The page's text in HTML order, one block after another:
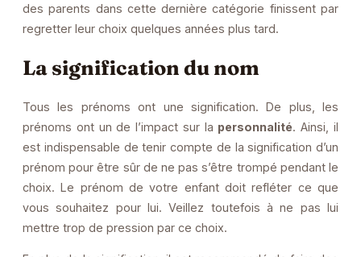
des parents dans cette dernière catégorie finissent par
regretter leur choix quelques années plus tard.
La signification du nom
Tous les prénoms ont une signification. De plus, les
prénoms ont un de l’impact sur la personnalité. Ainsi, il
est indispensable de tenir compte de la signification d’un
prénom pour être sûr de ne pas s’être trompé pendant le
choix. Le prénom de votre enfant doit refléter ce que
vous souhaitez pour lui. Veillez toutefois à ne pas lui
mettre trop de pression par ce choix.